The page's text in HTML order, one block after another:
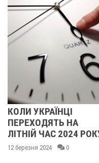
УКРАЇНЦІ
НА
ЧАС 2024 РОКУ
2024 0